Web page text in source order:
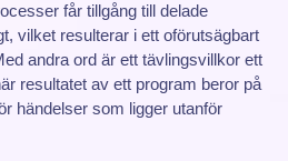
får tillgång till delade
vilket resulterar i ett oförutsägbart
andra ord är ett tävlingsvillkor ett
resultatet av ett program beror på
händelser som ligger utanför